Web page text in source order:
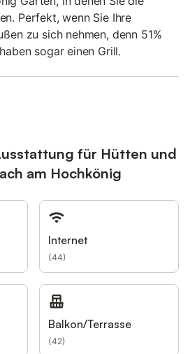
Perfekt, wenn Sie Ihre
zu sich nehmen, denn 51%
sogar einen Grill.
für Hütten und
am Hochkönig
Internet
(44)
Balkon/Terrasse
(42)